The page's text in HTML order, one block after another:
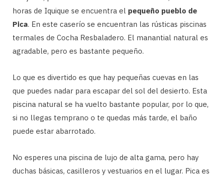
horas de Iquique se encuentra el pequeño pueblo de
Pica. En este caserío se encuentran las rústicas piscinas
termales de Cocha Resbaladero. El manantial natural es
agradable, pero es bastante pequeño.
Lo que es divertido es que hay pequeñas cuevas en las
que puedes nadar para escapar del sol del desierto. Esta
piscina natural se ha vuelto bastante popular, por lo que,
si no llegas temprano o te quedas más tarde, el baño
puede estar abarrotado.
No esperes una piscina de lujo de alta gama, pero hay
duchas básicas, casilleros y vestuarios en el lugar. Pica es